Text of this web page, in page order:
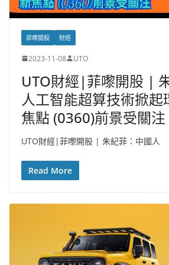
菲嚟開股 財經
2023-11-08 UTO
UTO財經|菲嚟開股 |
人工智能超算技術掀起
焦點 (0360)前景受關注
UTO財經|菲嚟開股 | 朱紀菲：中國人
Read More